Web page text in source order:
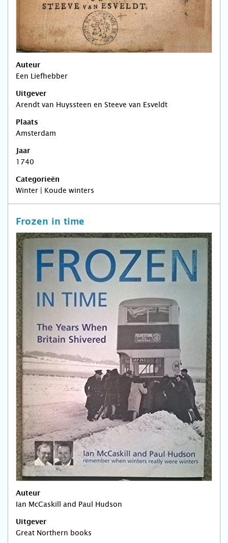
Auteur
Een Liefhebber
Uitgever
Arendt van Huyssteen en Steeve van Esveldt
Plaats
Amsterdam
Jaar
1740
Categorieën
Winter | Koude winters
Frozen in time
Auteur
Ian McCaskill and Paul Hudson
Uitgever
Great Northern books